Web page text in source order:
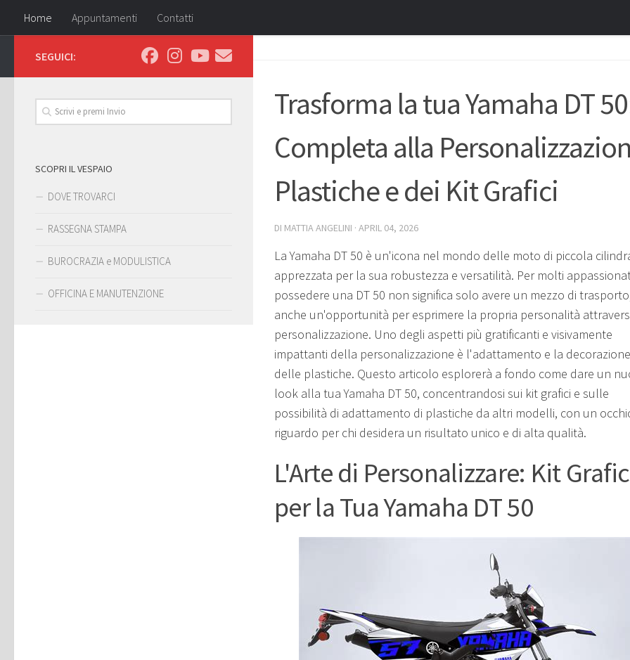
Home Appuntamenti Contatti
Trasforma la tua Yamaha DT
Completa alla
Plastiche e dei Kit Grafici
DI MATTIA ANGELINI · APRIL 04, 2026
La Yamaha DT 50 è un'icona nel mondo delle moto di piccola
apprezzata per la sua robustezza e versatilità. Per molti
possedere una DT 50 non significa solo avere un mezzo di
anche un'opportunità per esprimere la propria personalità
personalizzazione. Uno degli aspetti più gratificanti e visivamente
impattanti della personalizzazione è l'adattamento e la decorazione
delle plastiche. Questo articolo esplorerà a fondo come dare un
look alla tua Yamaha DT 50, concentrandosi sui kit grafici e sulle
possibilità di adattamento di plastiche da altri modelli, con un
riguardo per chi desidera un risultato unico e di alta qualità.
L'Arte di Personalizzare: Kit
per la Tua Yamaha DT 50
SEGUICI:
SCOPRI IL VESPAIO
DOVE TROVARCI
RASSEGNA STAMPA
BUROCRAZIA e MODULISTICA
OFFICINA E MANUTENZIONE